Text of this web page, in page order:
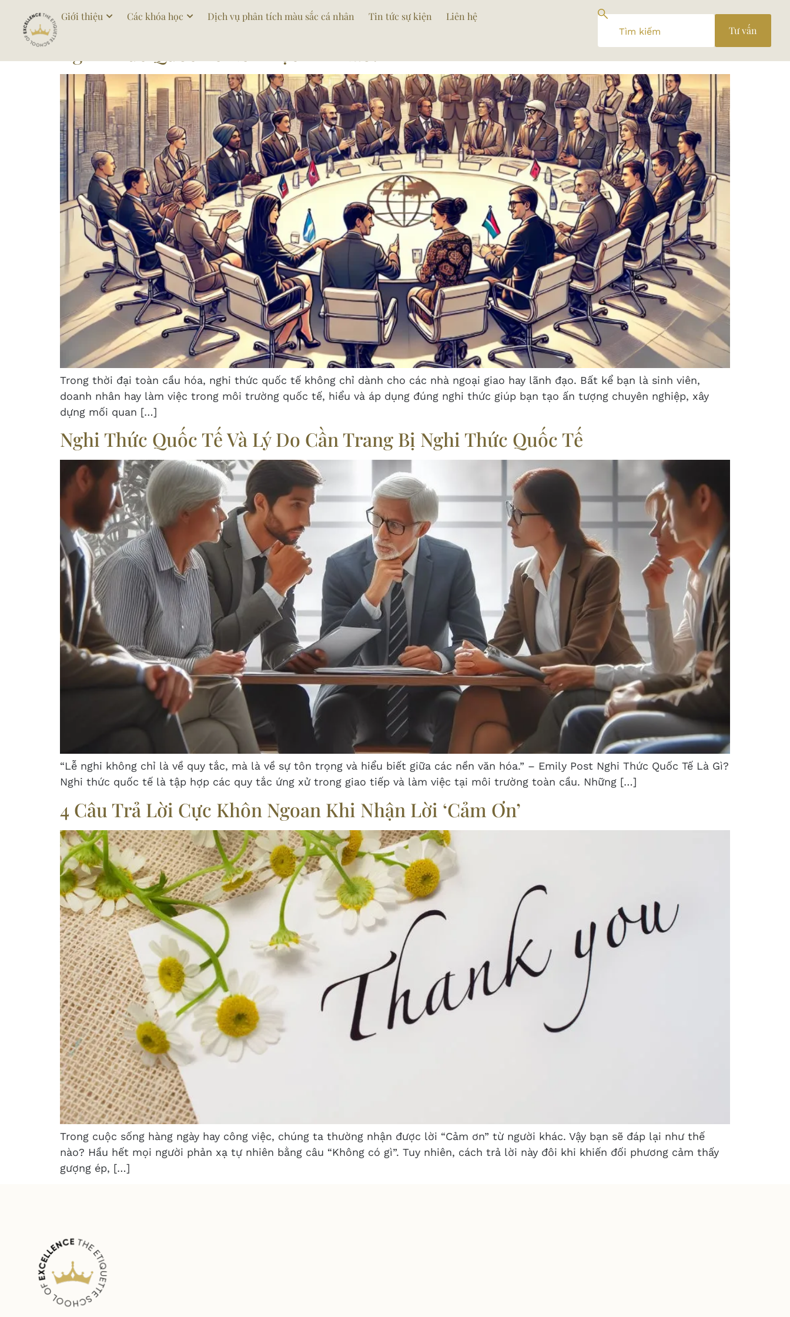
Giới thiệu Các khóa học Dịch vụ phân tích màu sắc cá nhân Tin tức sự kiện
Liên hệ
Tư vấn
Tag:quanhequocte
Trong thời đại toàn cầu hóa, nghi thức quốc tế không chỉ dành cho các nhà ngoại giao hay lãnh đạo. Bất kể bạn là sinh viên,
doanh nhân hay làm việc trong môi trường quốc tế, hiểu và áp dụng đúng nghi thức giúp bạn tạo ấn tượng chuyên nghiệp, xây
dựng mối quan […]
Nghi Thức Quốc Tế Và Lý Do Cần Trang Bị Nghi Thức Quốc Tế
“Lễ nghi không chỉ là về quy tắc, mà là về sự tôn trọng và hiểu biết giữa các nền văn hóa.” – Emily Post Nghi Thức Quốc Tế Là Gì?
Nghi thức quốc tế là tập hợp các quy tắc ứng xử trong giao tiếp và làm việc tại môi trường toàn cầu. Những […]
4 Câu Trả Lời Cực Khôn Ngoan Khi Nhận Lời ‘Cảm Ơn’
Trong cuộc sống hàng ngày hay công việc, chúng ta thường nhận được lời “Cảm ơn” từ người khác. Vậy bạn sẽ đáp lại như thế
nào? Hầu hết mọi người phản xạ tự nhiên bằng câu “Không có gì”. Tuy nhiên, cách trả lời này đôi khi khiến đối phương cảm thấy
gượng ép, […]